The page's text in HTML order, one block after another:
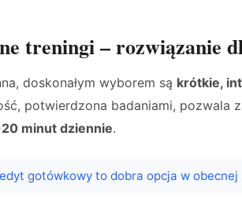
treningi – rozwiązanie
doskonałym wyborem są krótkie,
potwierdzona badaniami, pozwala
minut dziennie.
gotówkowy to dobra opcja w